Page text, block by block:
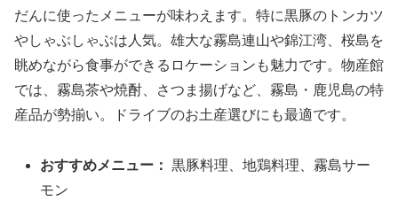
だんに使ったメニューが味わえます。特に黒豚のトンカツ
やしゃぶしゃぶは人気。雄大な霧島連山や錦江湾、桜島を
眺めながら食事ができるロケーションも魅力です。物産館
では、霧島茶や焼酎、さつま揚げなど、霧島・鹿児島の特
産品が勢揃い。ドライブのお土産選びにも最適です。
おすすめメニュー： 黒豚料理、地鶏料理、霧島サー
モン